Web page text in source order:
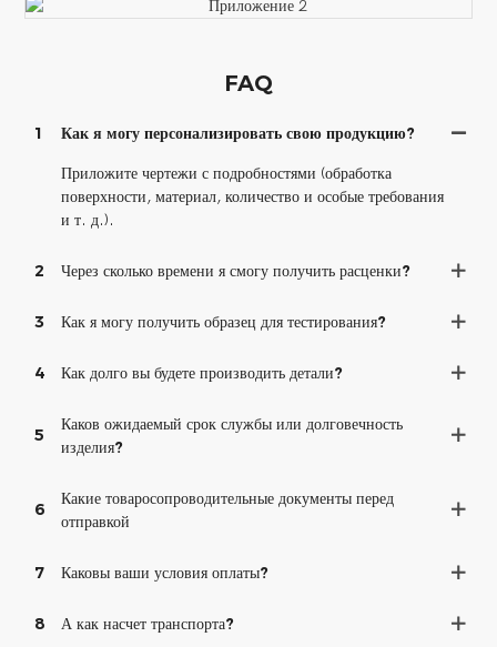
FAQ
1 Как я могу персонализировать свою продукцию?
Приложите чертежи с подробностями (обработка
поверхности, материал, количество и особые требования
и т. д.).
2 Через сколько времени я смогу получить расценки?
3 Как я могу получить образец для тестирования?
4 Как долго вы будете производить детали?
5
Каков ожидаемый срок службы или долговечность
изделия?
6
Какие товаросопроводительные документы перед
отправкой
7 Каковы ваши условия оплаты?
8 А как насчет транспорта?